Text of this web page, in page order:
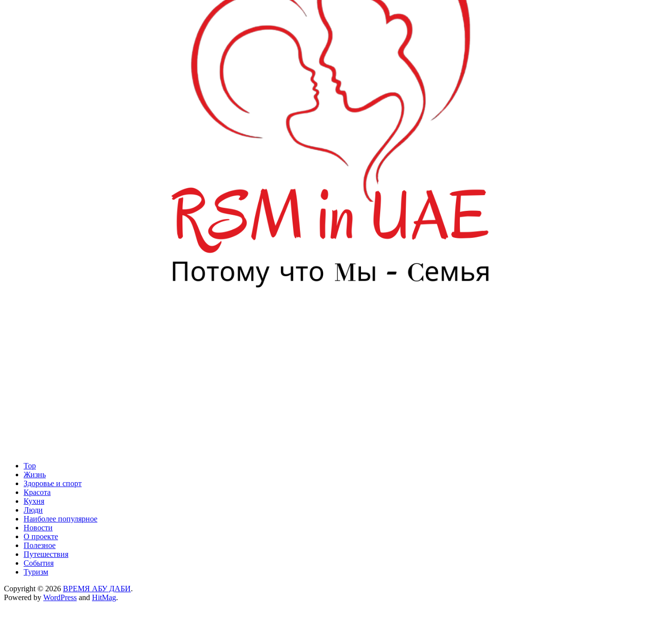
Top
Жизнь
Здоровье и спорт
Красота
Кухня
Люди
Наиболее популярное
Новости
О проекте
Полезное
Путешествия
События
Туризм
Copyright © 2026 ВРЕМЯ АБУ ДАБИ.
Powered by WordPress and HitMag.